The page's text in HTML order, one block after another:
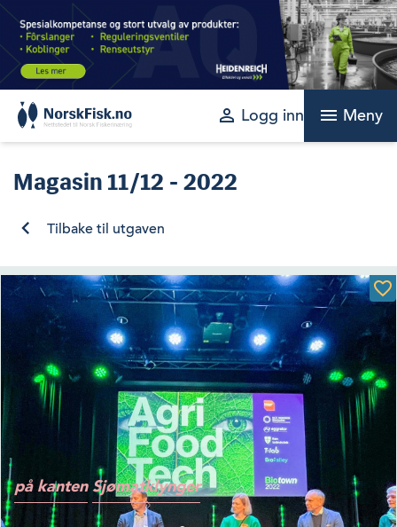
Skip
content
perm_identity Logg inn menu Meny
Magasin 11/12 - 2022
Tilbake til utgaven
på kanten Sjømatklynger